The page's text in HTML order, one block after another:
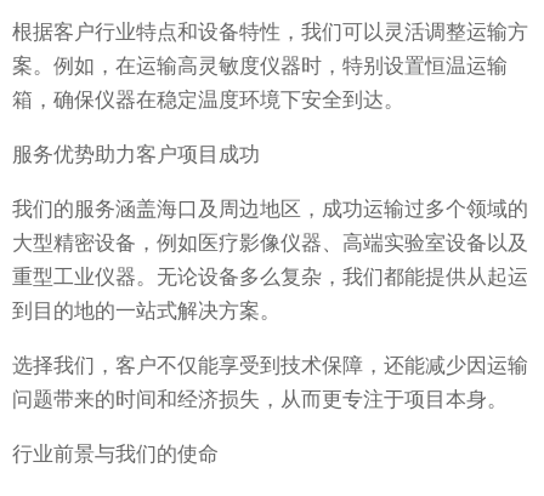
根据客户行业特点和设备特性，我们可以灵活调整运输方
案。例如，在运输高灵敏度仪器时，特别设置恒温运输
箱，确保仪器在稳定温度环境下安全到达。
服务优势助力客户项目成功
我们的服务涵盖海口及周边地区，成功运输过多个领域的
大型精密设备，例如医疗影像仪器、高端实验室设备以及
重型工业仪器。无论设备多么复杂，我们都能提供从起运
到目的地的一站式解决方案。
选择我们，客户不仅能享受到技术保障，还能减少因运输
问题带来的时间和经济损失，从而更专注于项目本身。
行业前景与我们的使命